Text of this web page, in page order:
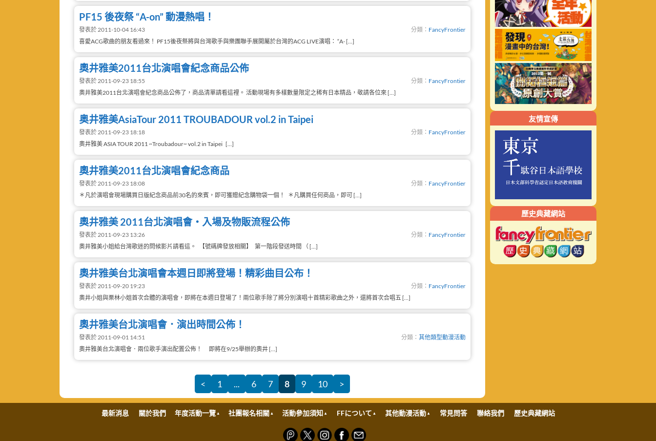
PF15 後夜祭 “A-on” 動漫熱唱！
發表於 2011-10-04 16:43 分類： FancyFrontier
喜愛ACG歌曲的朋友看過來！ PF15後夜祭將與台灣歌手與樂團聯手展開屬於台灣的ACG LIVE演唱： “A- […]
奧井雅美2011台北演唱會紀念商品公佈
發表於 2011-09-23 18:55 分類： FancyFrontier
奧井雅美2011台北演唱會紀念商品公佈了，商品清單請看這裡。 活動現場有多樣數量限定之稀有日本精品，敬請各位來 […]
奥井雅美AsiaTour 2011 TROUBADOUR vol.2 in Taipei
發表於 2011-09-23 18:18 分類： FancyFrontier
奧井雅美 ASIA TOUR 2011 ~Troubadour~ vol.2 in Taipei […]
奧井雅美2011台北演唱會紀念商品
發表於 2011-09-23 18:08 分類： FancyFrontier
＊凡於演唱會現場購買日版紀念商品前30名的來賓，即可獲贈紀念購物袋一個！ ＊凡購買任何商品，即可 […]
奧井雅美 2011台北演唱會‧入場及物販流程公佈
發表於 2011-09-23 13:26 分類： FancyFrontier
奧井雅美小姐給台灣歌迷的問候影片請看這。 【號碼牌發放相關】 第一階段發送時間 （ […]
奧井雅美台北演唱會本週日即將登場！精彩曲目公布！
發表於 2011-09-20 19:23 分類： FancyFrontier
奧井小姐與栗林小姐首次合體的演唱會，即將在本週日登場了！兩位歌手除了將分別演唱十首精彩歌曲之外，還將首次合唱五 […]
奧井雅美台北演唱會．演出時間公佈！
發表於 2011-09-01 14:51 分類： 其他類型動漫活動
奧井雅美台北演唱會．兩位歌手演出配置公佈！ 即將在9/25舉辦的奧井 […]
< 1 ... 6 7 8 9 10 >
友情宣傳
歷史典藏網站
最新消息 關於我們 年度活動一覽 社團報名相關 活動參加須知 FFについて 其他動漫活動 常見問答 聯絡我們 歷史典藏網站